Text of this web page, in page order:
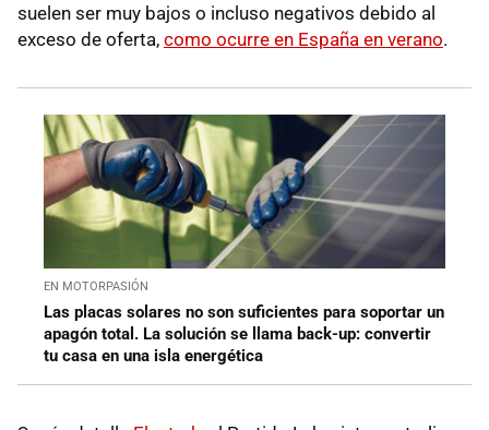
suelen ser muy bajos o incluso negativos debido al
exceso de oferta, como ocurre en España en verano.
EN MOTORPASIÓN
Las placas solares no son suficientes para soportar un
apagón total. La solución se llama back-up: convertir
tu casa en una isla energética